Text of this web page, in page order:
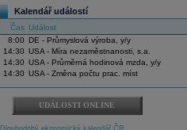
Kalendář událostí
Čas Událost
8:00
DE - Průmyslová výroba, y/y
14:30 USA - Míra nezaměstnanosti, s.a.
14:30 USA - Průměrná hodinová mzda, y/y
14:30 USA - Změna počtu prac. míst
UDÁLOSTI ONLINE
Dlouhodobý ekonomický kalendář ČR